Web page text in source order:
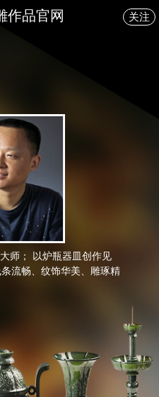
作品官网 关注
师； 以炉瓶器皿创作见
流畅、纹饰华美、雕琢精